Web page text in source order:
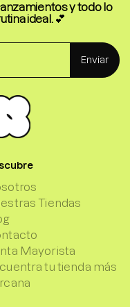
y todo lo
ideal.💕
Enviar
Tiendas
Mayorista
tu tienda más